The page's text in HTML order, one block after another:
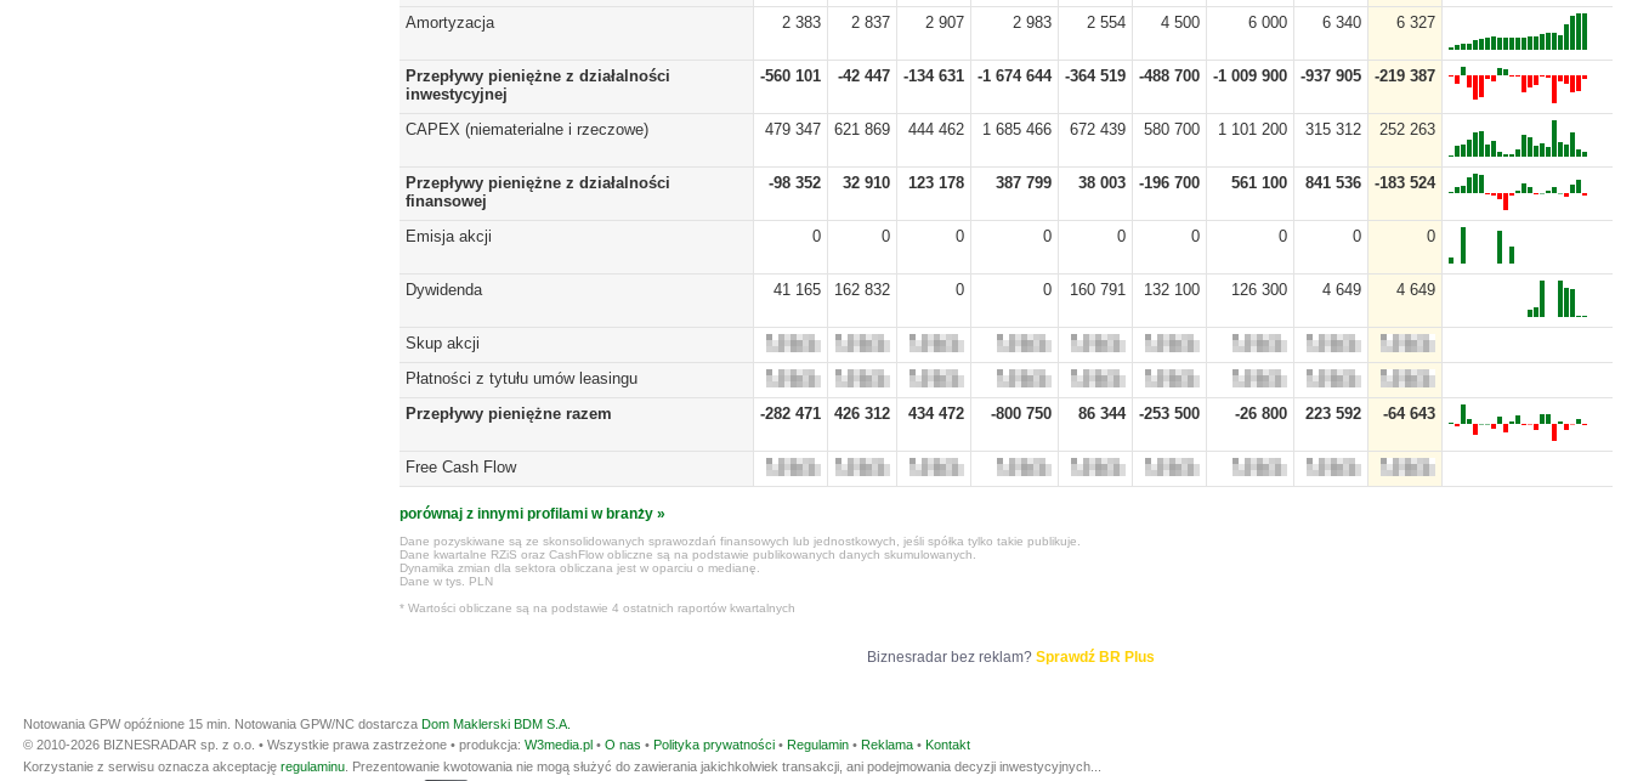
Amortyzacja 2 383 2 837 2 907 2 983 2 554 4 500 6 000 6 340 6 327
Przepływy pieniężne z działalności
inwestycyjnej
-560 101 -42 447 -134 631 -1 674 644 -364 519 -488 700 -1 009 900 -937 905 -219 387
CAPEX (niematerialne i rzeczowe) 479 347 621 869 444 462 1 685 466 672 439 580 700 1 101 200 315 312 252 263
Przepływy pieniężne z działalności
finansowej
-98 352 32 910 123 178 387 799 38 003 -196 700 561 100 841 536 -183 524
Emisja akcji 0 0 0 0 0 0 0 0 0
Dywidenda 41 165 162 832 0 0 160 791 132 100 126 300 4 649 4 649
Skup akcji
Płatności z tytułu umów leasingu
Przepływy pieniężne razem
-282 471 426 312 434 472 -800 750 86 344 -253 500 -26 800 223 592 -64 643
Free Cash Flow
porównaj z innymi profilami w branży »
Dane pozyskiwane są ze skonsolidowanych sprawozdań finansowych lub jednostkowych, jeśli spółka tylko takie publikuje.
Dane kwartalne RZiS oraz CashFlow obliczne są na podstawie publikowanych danych skumulowanych.
Dynamika zmian dla sektora obliczana jest w oparciu o medianę.
Dane w tys. PLN
* Wartości obliczane są na podstawie 4 ostatnich raportów kwartalnych
Biznesradar bez reklam? Sprawdź BR Plus
Notowania GPW opóźnione 15 min. Notowania GPW/NC dostarcza Dom Maklerski BDM S.A.
© 2010-2026 BIZNESRADAR sp. z o.o. • Wszystkie prawa zastrzeżone • produkcja: W3media.pl • O nas • Polityka prywatności • Regulamin • Reklama • Kontakt
Korzystanie z serwisu oznacza akceptację regulaminu . Prezentowanie kwotowania nie mogą służyć do zawierania jakichkolwiek transakcji, ani podejmowania decyzji inwestycyjnych...